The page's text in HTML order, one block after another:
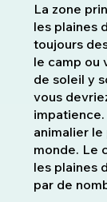
La zone
les plaines
toujours
le camp ou
de soleil y
vous
animalier
monde. Le
les plaines
par de